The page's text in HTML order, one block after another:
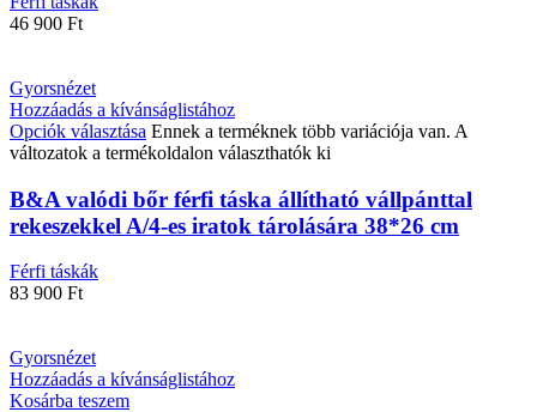
46 900 Ft
Gyorsnézet
Hozzáadás a kívánságlistához
Opciók választása Ennek a terméknek több variációja van. A
változatok a termékoldalon választhatók ki
B&A valódi bőr férfi táska állítható vállpánttal
rekeszekkel A/4-es iratok tárolására 38*26 cm
Férfi táskák
83 900 Ft
Gyorsnézet
Hozzáadás a kívánságlistához
Kosárba teszem